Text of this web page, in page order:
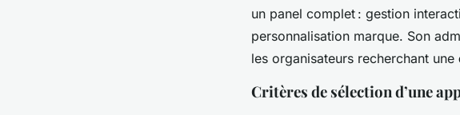
un panel complet : gestion
personnalisation marque. Son
les organisateurs recherchant une
Critères de sélection d’une